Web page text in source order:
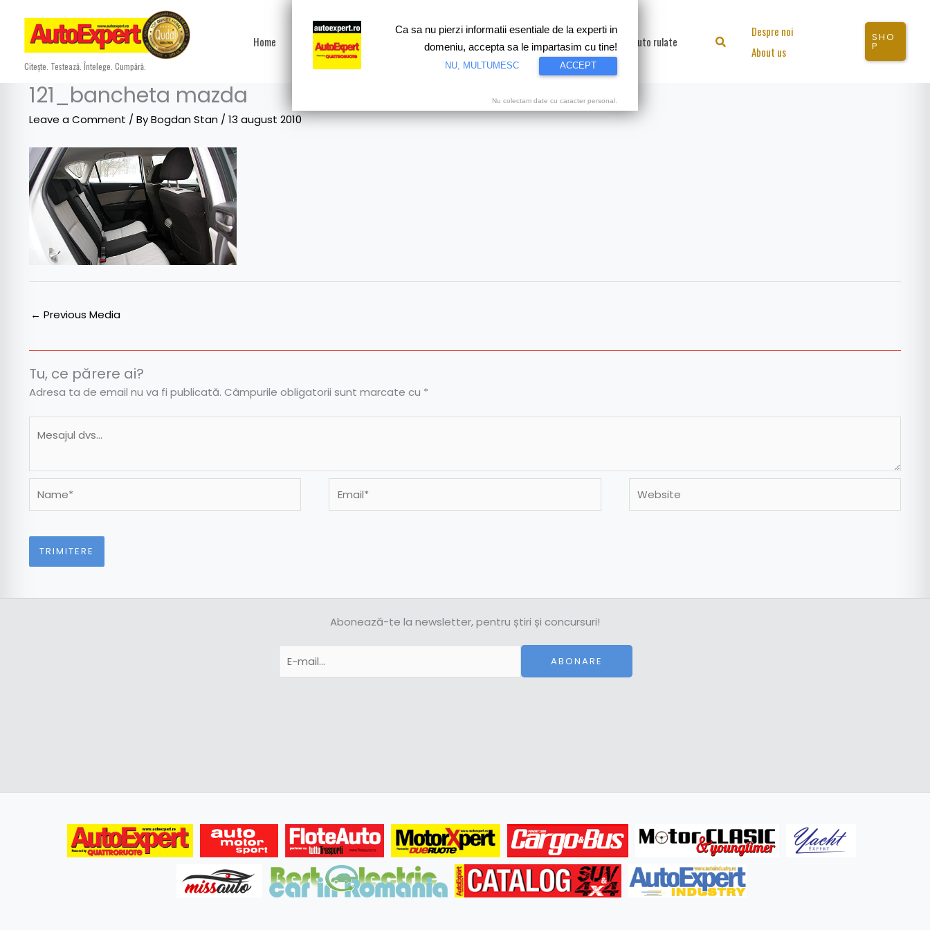
content
Citește. Testează. Întelege. Cumpără.
Home Test drive Motorsport Proiecte speciale Video Auto rulate Search
Despre noi
About us
SHO
P
121_bancheta mazda
Leave a Comment / ByBogdan Stan / 13 august 2010
← Previous Media
Tu, ce părere ai?
Adresa ta de email nu va fi publicată. Câmpurile obligatorii sunt marcate cu *
Abonează-te la newsletter, pentru știri și concursuri!
ABONARE
Ca sa nu pierzi informatii esentiale de la experti in
domeniu, accepta sa le impartasim cu tine!
NU, MULTUMESC ACCEPT
Nu colectam date cu caracter personal.